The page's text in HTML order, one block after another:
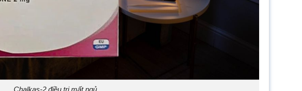
Chalkas-2 điều trị mất ngủ